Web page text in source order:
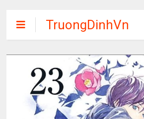
TruongDinhVn
Chia sẽ ebook,
các khóa học,
phần mềm học
tập miễn phí